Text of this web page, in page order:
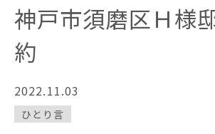
神戸市須磨区Ｈ様
約
2022.11.03
ひとり言